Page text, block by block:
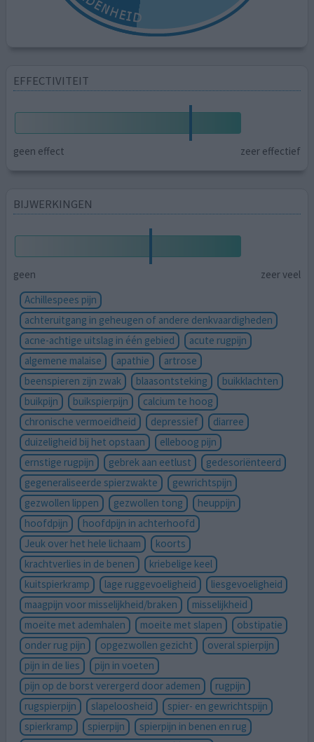
EFFECTIVITEIT
geen effect zeer effectief
BIJWERKINGEN
geen
zeer veel
Achillespees pijn
achteruitgang in geheugen of andere denkvaardigheden
acne-achtige uitslag in één gebied
acute rugpijn
algemene malaise
apathie
artrose
beenspieren zijn zwak
blaasontsteking
buikklachten
buikpijn
buikspierpijn
calcium te hoog
chronische vermoeidheid
depressief
diarree
duizeligheid bij het opstaan
elleboog pijn
ernstige rugpijn
gebrek aan eetlust
gedesoriënteerd
gegeneraliseerde spierzwakte
gewrichtspijn
gezwollen lippen
gezwollen tong
heuppijn
hoofdpijn
hoofdpijn in achterhoofd
Jeuk over het hele lichaam
koorts
krachtverlies in de benen
kriebelige keel
kuitspierkramp
lage ruggevoeligheid
liesgevoeligheid
maagpijn voor misselijkheid/braken
misselijkheid
moeite met ademhalen
moeite met slapen
obstipatie
onder rug pijn
opgezwollen gezicht
overal spierpijn
pijn in de lies
pijn in voeten
pijn op de borst verergerd door ademen
rugpijn
rugspierpijn
slapeloosheid
spier- en gewrichtspijn
spierkramp
spierpijn
spierpijn in benen en rug